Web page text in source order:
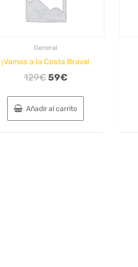
General
¡Vamos a la Costa Brava!
129€El
original
era:
59€El
actual
es:
Añadir al carrito